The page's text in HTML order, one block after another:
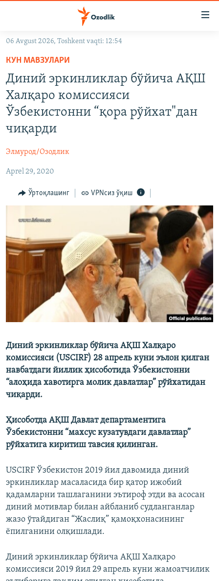
Асосий
навигацияга
ўтинг
Қидиришга
ўтинг
OZODARXIV
На русском
Озодлик бошқа тилларда
06 Avgust 2026, Toshkent vaqti: 12:54
КУН МАВЗУЛАРИ
Диний эркинликлар бўйича АҚШ
Халқаро комиссияси
Ўзбекистонни “қора рўйхат"дан
чиқарди
Элмурод/Озодлик
Aprel 29, 2020
Ўртоқлашинг VPNсиз ўқиш
Диний эркинликлар бўйича АҚШ Халқаро
комиссияси (USCIRF) 28 апрель куни эълон қилган
навбатдаги йиллик ҳисоботида Ўзбекистонни
“алоҳида хавотирга молик давлатлар” рўйхатидан
чиқарди.
Ҳисоботда АҚШ Давлат департаментига
Ўзбекистонни “махсус кузатувдаги давлатлар”
рўйхатига киритиш тавсия қилинган.
USCIRF Ўзбекистон 2019 йил давомида диний
эркинликлар масаласида бир қатор ижобий
қадамларни ташлаганини эътироф этди ва асосан
диний мотивлар билан айбланиб судланганлар
жазо ўтайдиган “Жаслиқ” қамоқхонасининг
ёпилганини олқишлади.
Диний эркинликлар бўйича АҚШ Халқаро
комиссияси 2019 йил 29 апрель куни жамоатчилик